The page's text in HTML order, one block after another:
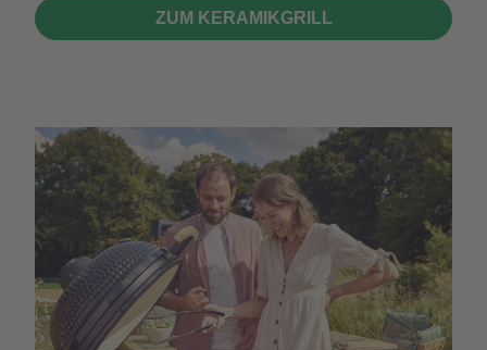
ZUM KERAMIKGRILL